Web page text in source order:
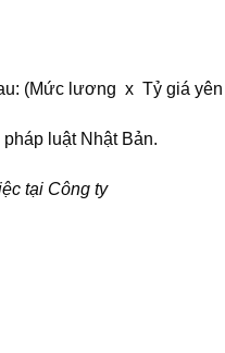
(Mức lương x Tỷ giá yên
luật Nhật Bản.
tại Công ty